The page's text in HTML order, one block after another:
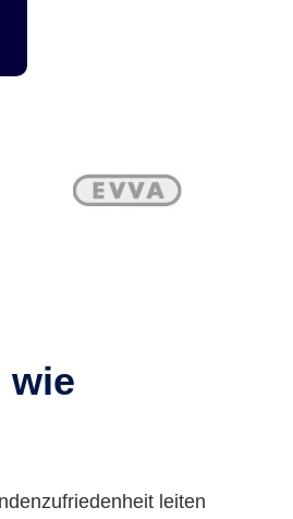
wie
leiten